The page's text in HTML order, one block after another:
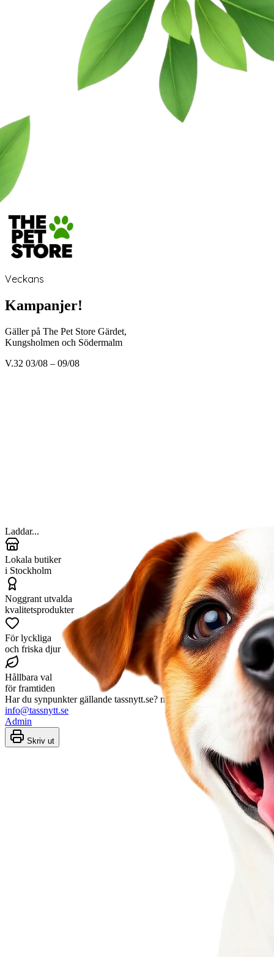
Veckans
Kampanjer!
Gäller på The Pet Store Gärdet,
Kungsholmen och Södermalm
V.32 03/08 – 09/08
Laddar...
Lokala butiker
i Stockholm
Noggrant utvalda
kvalitetsprodukter
För lyckliga
och friska djur
Hållbara val
för framtiden
Har du synpunkter gällande tassnytt.se? mejla gärna in till
info@tassnytt.se
Admin
Skriv ut